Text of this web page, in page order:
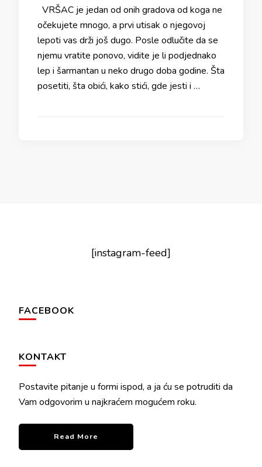
VRŠAC je jedan od onih gradova od koga ne
očekujete mnogo, a prvi utisak o njegovoj
lepoti vas drži još dugo. Posle odlučite da se
njemu vratite ponovo, vidite je li podjednako
lep i šarmantan u neko drugo doba godine. Šta
posetiti, šta obići, kako stići, gde jesti i …
[instagram-feed]
FACEBOOK
KONTAKT
Postavite pitanje u formi ispod, a ja ću se potruditi da
Vam odgovorim u najkraćem mogućem roku.
Read More